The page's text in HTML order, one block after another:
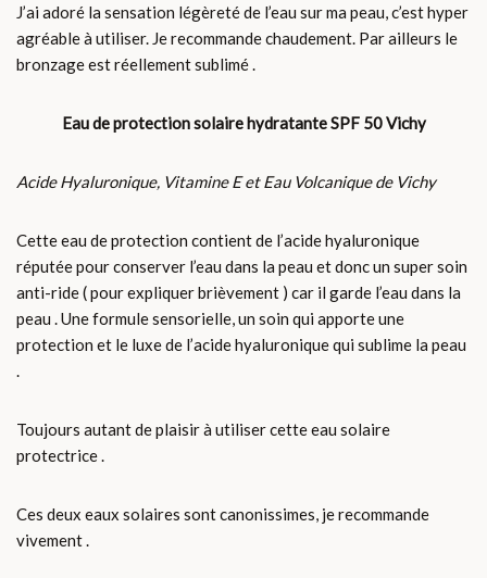
J’ai adoré la sensation légèreté de l’eau sur ma peau, c’est hyper
agréable à utiliser. Je recommande chaudement. Par ailleurs le
bronzage est réellement sublimé .
Eau de protection solaire hydratante SPF 50 Vichy
Acide Hyaluronique, Vitamine E et Eau Volcanique de Vichy
Cette eau de protection contient de l’acide hyaluronique
réputée pour conserver l’eau dans la peau et donc un super soin
anti-ride ( pour expliquer brièvement ) car il garde l’eau dans la
peau . Une formule sensorielle, un soin qui apporte une
protection et le luxe de l’acide hyaluronique qui sublime la peau
.
Toujours autant de plaisir à utiliser cette eau solaire
protectrice .
Ces deux eaux solaires sont canonissimes, je recommande
vivement .